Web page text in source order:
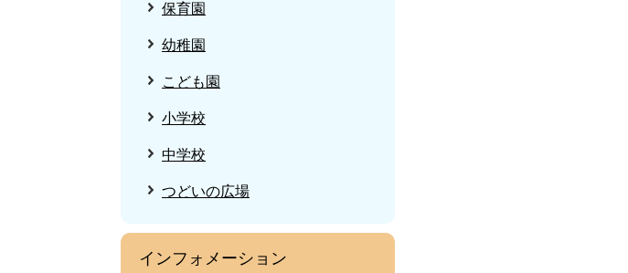
保育園
幼稚園
こども園
小学校
中学校
つどいの広場
インフォメーション